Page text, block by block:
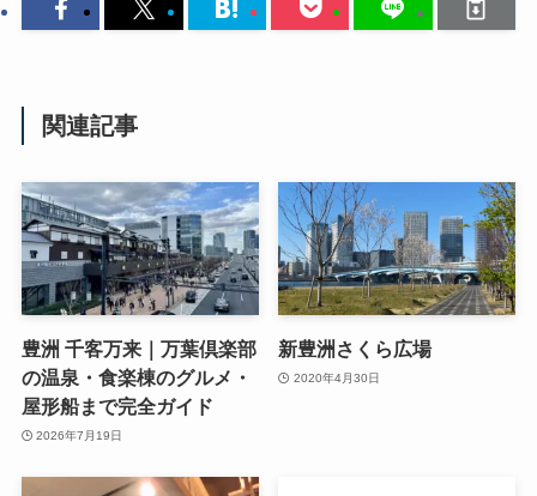
関連記事
豊洲 千客万来｜万葉倶楽部
の温泉・食楽棟のグルメ・
屋形船まで完全ガイド
2026年7月19日
新豊洲さくら広場
2020年4月30日